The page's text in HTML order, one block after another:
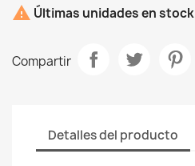
 Últimas unidades en stock
Compartir
Detalles del producto